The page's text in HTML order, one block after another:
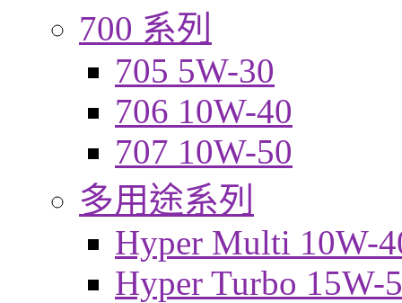
700 系列
705 5W-30
706 10W-40
707 10W-50
多用途系列
Hyper Multi 10W-
Hyper Turbo 15W-